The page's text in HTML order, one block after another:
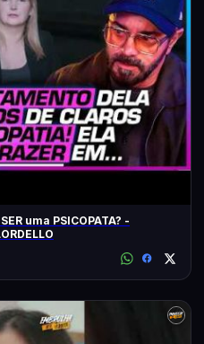
uma PSICOPATA? -